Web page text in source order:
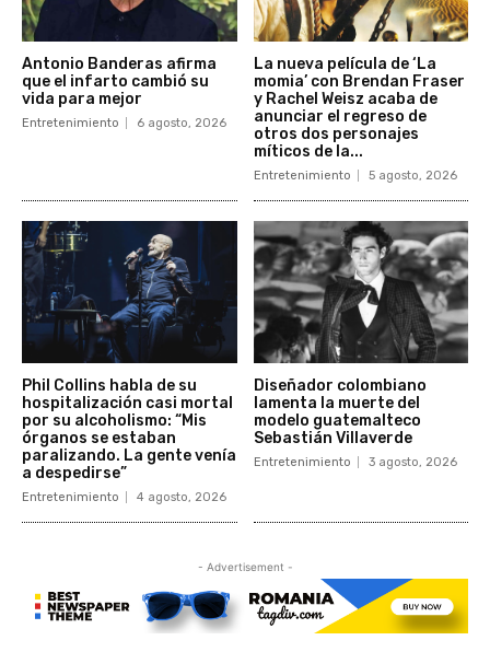
Antonio Banderas afirma
que el infarto cambió su
vida para mejor
Entretenimiento 6 agosto, 2026
La nueva película de ‘La
momia’ con Brendan Fraser
y Rachel Weisz acaba de
anunciar el regreso de
otros dos personajes
míticos de la...
Entretenimiento 5 agosto, 2026
Phil Collins habla de su
hospitalización casi mortal
por su alcoholismo: “Mis
órganos se estaban
paralizando. La gente venía
a despedirse”
Entretenimiento 4 agosto, 2026
Diseñador colombiano
lamenta la muerte del
modelo guatemalteco
Sebastián Villaverde
Entretenimiento 3 agosto, 2026
- Advertisement -